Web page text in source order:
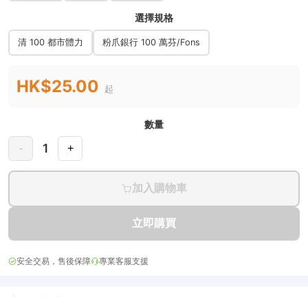
選擇規格
清 100 都市體力 粉爪銀行 100 萬芬/Fons
HK$25.00 起
數量
- 1 +
加入購物車
立即購買
安全交易，售後保障 專業客服支援